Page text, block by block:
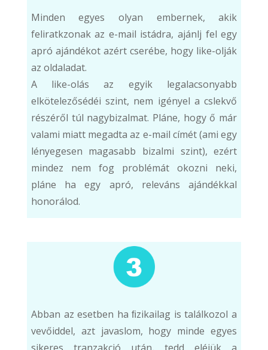
Minden egyes olyan embernek, akik
feliratkzonak az e-mail istádra, ajánlj fel egy
apró ajándékot azért cserébe, hogy like-olják
az oldaladat.
A like-olás az egyik legalacsonyabb
elkötelezősédéi szint, nem igényel a cslekvő
részéről túl nagybizalmat. Pláne, hogy ő már
valami miatt megadta az e-mail címét (ami egy
lényegesen magasabb bizalmi szint), ezért
mindez nem fog problémát okozni neki,
pláne ha egy apró, releváns ajándékkal
honorálod.
Abban az esetben ha ﬁzikailag is találkozol a
vevőiddel, azt javaslom, hogy minde egyes